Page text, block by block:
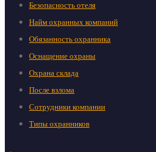
Безопасность отеля
Найм охранных компаний
Обязанность охранника
Оснащение охраны
Охрана склада
После взлома
Сотрудники компании
Типы охранников